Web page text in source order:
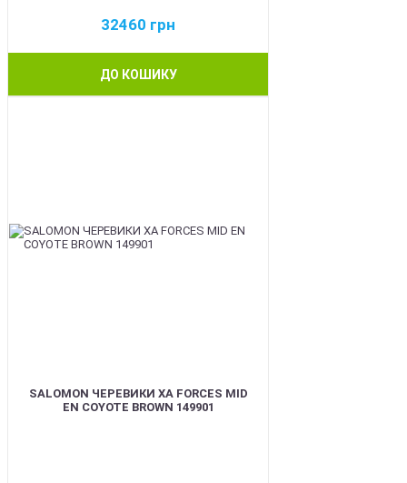
32460 грн
ДО КОШИКУ
SALOMON ЧЕРЕВИКИ XA FORCES MID
EN COYOTE BROWN 149901